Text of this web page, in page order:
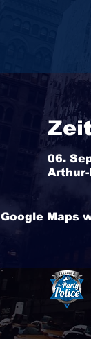
06.
Google Maps